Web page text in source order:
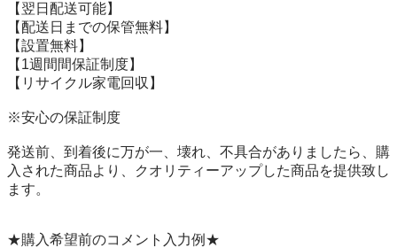
【翌日配送可能】
【配送日までの保管無料】
【設置無料】
【1週間間保証制度】
【リサイクル家電回収】
※安心の保証制度
発送前、到着後に万が一、壊れ、不具合がありましたら、購
入された商品より、クオリティーアップした商品を提供致し
ます。
★購入希望前のコメント入力例★